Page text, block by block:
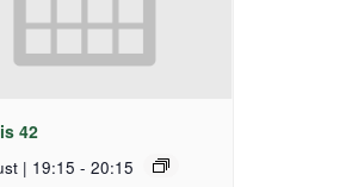
42
| 19:15 - 20:15